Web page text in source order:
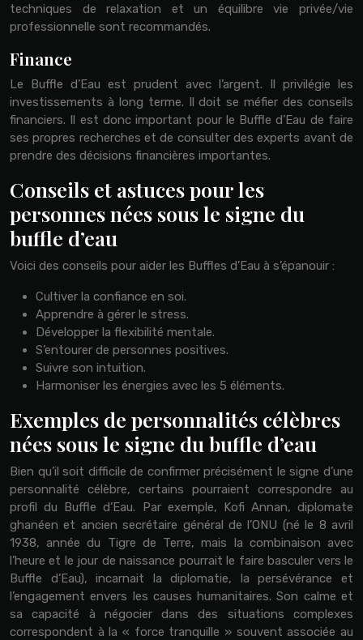
techniques de relaxation et un équilibre vie privée/vie
professionnelle sont recommandés.
Finance
Le Buffle d’Eau est prudent avec l’argent. Il privilégie les
investissements à long terme. Il doit se méfier des conseils
financiers. Il est donc important pour le Buffle d’Eau de faire
ses propres recherches et de consulter des experts avant de
prendre des décisions financières importantes.
Conseils et astuces pour les
personnes nées sous le signe du
buffle d’eau
Voici des conseils pour aider les Buffles d’Eau à s’épanouir :
Cultiver la confiance en soi.
Apprendre à gérer le stress.
Développer la flexibilité mentale.
S’entourer de personnes positives.
Suivre son intuition.
Harmoniser les énergies avec les 5 éléments.
Exemples de personnalités célèbres
nées sous le signe du buffle d’eau
Bien qu’il soit difficile de confirmer précisément le signe d’une
personnalité célèbre, certains pourraient correspondre au
profil du Buffle d’Eau. Par exemple, Kofi Annan, diplomate
ghanéen et ancien secrétaire général de l’ONU (né le 8 avril
1938, année du Tigre de Terre, mais la combinaison avec
l’heure et le jour de naissance pourrait le faire basculer vers le
Buffle d’Eau), incarnait la diplomatie, la persévérance et
l’engagement envers les causes humanitaires. Son calme et
sa capacité à négocier dans des situations complexes
correspondent à la « force tranquille » souvent associée au